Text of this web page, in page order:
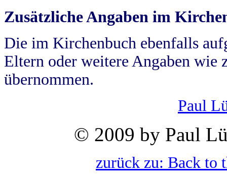
Zusätzliche Angaben im
Die im Kirchenbuch ebenfalls
Eltern oder weitere Angaben wie
übernommen.
Paul
© 2009 by Paul
zurück zu: Back to